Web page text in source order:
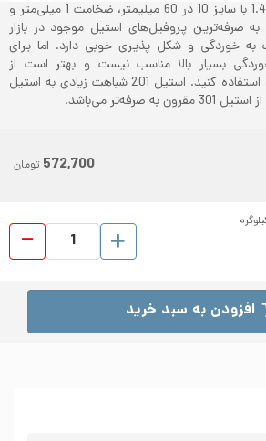
پروفیل استیل 201 یا 1.4372 با سایز 10 در 60 میلیمتر، ضخامت 1 میلی‌متر و
صرفه‌ترین پروفیل‌های استیل موجود در بازار
201 مقاومت به خوردگی و شکل پذیری خوبی دارد. اما برای
بسیار بالا مناسب نیست و بهتر است از
گریدهایی مانند 304 و 316 استفاده کنید. استیل 201 شباهت زیادی به استیل
572,700 تومان
افزودن به سبد خرید